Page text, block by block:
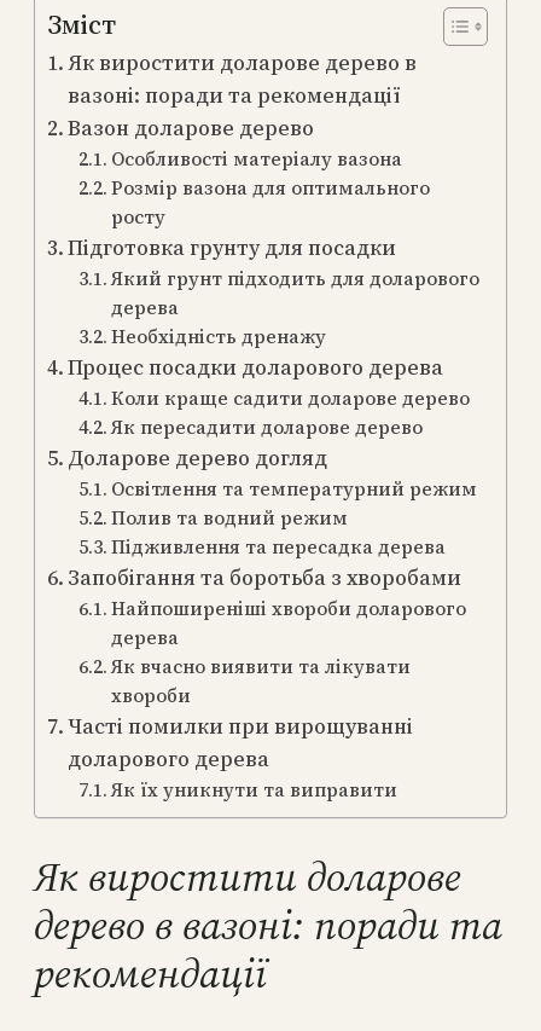
Зміст
Як виростити доларове дерево в
вазоні: поради та рекомендації
Вазон доларове дерево
Особливості матеріалу вазона
Розмір вазона для оптимального
росту
Підготовка грунту для посадки
Який грунт підходить для доларового
дерева
Необхідність дренажу
Процес посадки доларового дерева
Коли краще садити доларове дерево
Як пересадити доларове дерево
Доларове дерево догляд
Освітлення та температурний режим
Полив та водний режим
Підживлення та пересадка дерева
Запобігання та боротьба з хворобами
Найпоширеніші хвороби доларового
дерева
Як вчасно виявити та лікувати
хвороби
Часті помилки при вирощуванні
доларового дерева
Як їх уникнути та виправити
Як виростити доларове
дерево в вазоні: поради та
рекомендації